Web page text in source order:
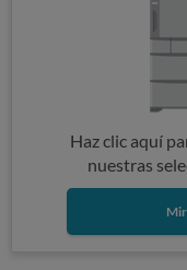
Haz clic aquí
nuestras